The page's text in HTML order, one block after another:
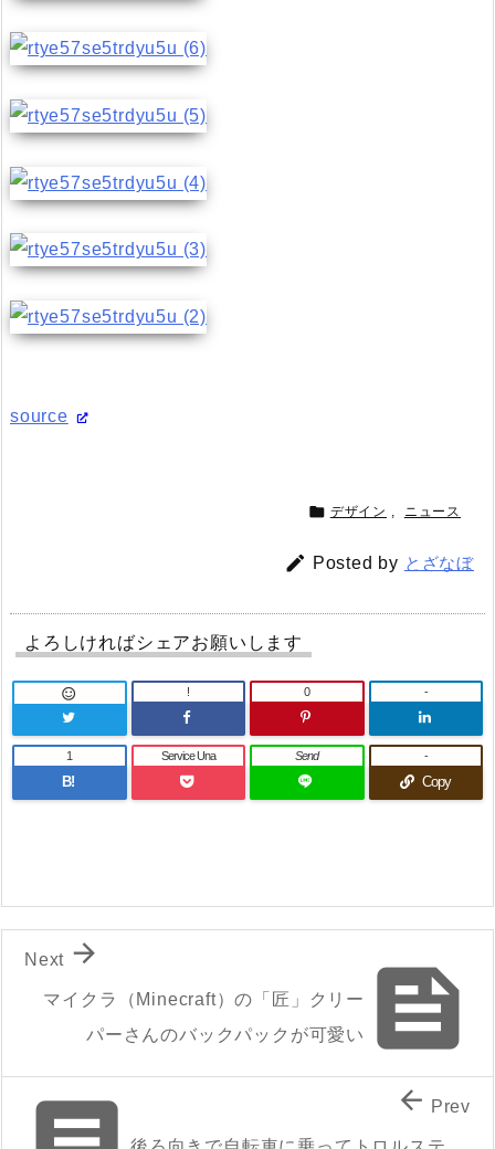
source
 デザイン , ニュース
 Posted by とざなぼ
よろしければシェアお願いします
 ! 0 -
B!
1 Service Una Send
Copy
-

マイクラ（Minecraft）の「匠」クリー
パーさんのバックパックが可愛い

Next
 Prev